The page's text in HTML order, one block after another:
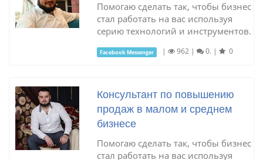
Помогаю сделать так, чтобы бизнес
стал работать на вас используя
серию технологий и инструментов.
Facebook Messenger | 962 | 0. | 0
Консультант по повышению
продаж в малом и среднем
бизнесе
Помогаю сделать так, чтобы бизнес
стал работать на вас используя